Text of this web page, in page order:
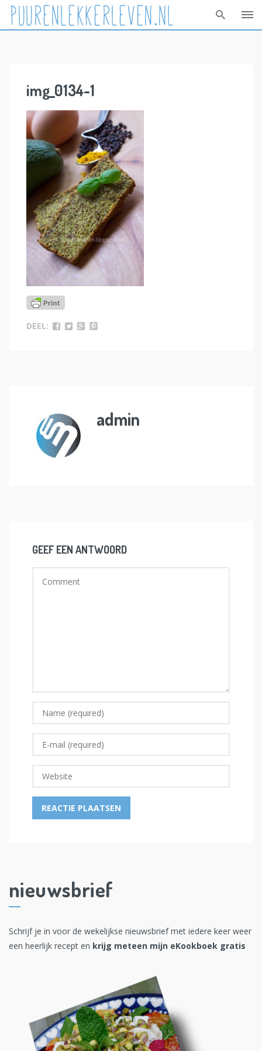
img_0134-1
DEEL:
admin
GEEF EEN ANTWOORD
nieuwsbrief
Schrijf je in voor de wekelijkse nieuwsbrief met iedere keer weer
een heerlijk recept en krijg meteen mijn eKookboek gratis